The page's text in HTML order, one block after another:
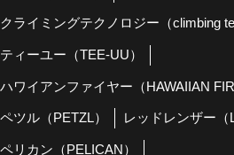
クライミングテクノロジー（climbing
ティーユー（TEE-UU）
ハワイアンファイヤー（HAWAIIAN
ペツル（PETZL） レッドレンザー（
ペリカン（PELICAN）